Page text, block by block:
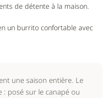
de détente à la maison.
un burrito confortable avec
une saison entière. Le
: posé sur le canapé ou